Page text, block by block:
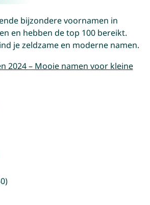
bijzondere voornamen in
en hebben de top 100 bereikt.
je zeldzame en moderne namen.
2024 – Mooie namen voor kleine